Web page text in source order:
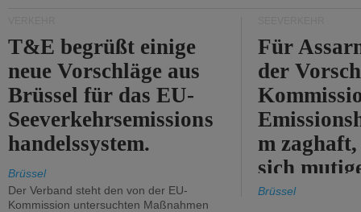
T&E begrüßt einige
neue Vorschläge aus
Brüssel für das EU-
Seeverkehrsemissions
handelssystem.
Brüssel
Der Verband steht den von der EU-
Kommission untersuchten Maßnahmen
Für
der
m
sich
Brüssel